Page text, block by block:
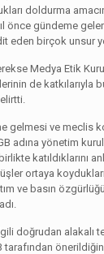
doldurma
önce gündeme
birçok unsur yer
Medya Etik
de katkılarıyla
gelmesi ve meclis
adına yönetim
katıldıklarını
ortaya
ve basın
doğrudan alakalı
tarafından